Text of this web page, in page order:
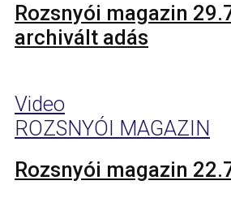
Rozsnyói magazin
archivált adás
Video
ROZSNYÓI MAGAZIN
Rozsnyói magazin